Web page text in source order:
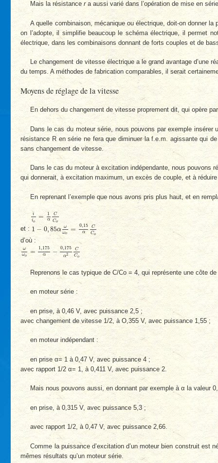
Mais la résistancera aussi varié dans l’opération de mise en
A quelle combinaison, mécanique ou électrique, doit-on donner
on l’adopte, il simplifie beaucoup le schéma électrique, il permet
électrique, dans les combinaisons donnant de forts couples et de
Le changement de vitesse électrique a le grand avantage d’une
du temps. A méthodes de fabrication comparables, il serait
Moyens de réglage de la vitesse
En dehors du changement de vitesse proprement dit, qui opère
Dans le cas du moteur série, nous pouvons par exemple
résistance R en série ne fera que diminuer la f.e.m. agissante qui
sans changement de vitesse.
Dans le cas du moteur à excitation indépendante, nous pouvons
qui donnerait, à excitation maximum, un excès de couple, et à
En reprenant l’exemple que nous avons pris plus haut, et en
i
io
= 1
α
C
Co
io 1αCCo
et :1−0,85α ω
ωo
= 0,15
α
C
Co
1− 0 , 85αωωo 0,15αC C
d’où :
ω
ωo
= 1,175
α − 0,175
α2
C
Co
ωω o =1,175 α−0,175α Co
Reprenons le cas typique de C/Co = 4, qui représente une côte
en moteur série :
en prise, à 0,46 V, avec puissance 2,5 ;
avec changement de vitesse 1/2, à O,355 V, avec puissance 1,55 ;
en moteur indépendant :
en prise α= 1 à 0,47 V, avec puissance 4 ;
avec rapport 1/2 α= 1, à 0,411 V, avec puissance 2.
Mais nous pouvons aussi, en donnant par exemple à α la valeur
en prise, à 0,315 V, avec puissance 5,3 ;
avec rapport 1/2, à 0,47 V, avec puissance 2,66.
Comme la puissance d’excitation d’un moteur bien construit est
mêmes résultats qu’un moteur série.